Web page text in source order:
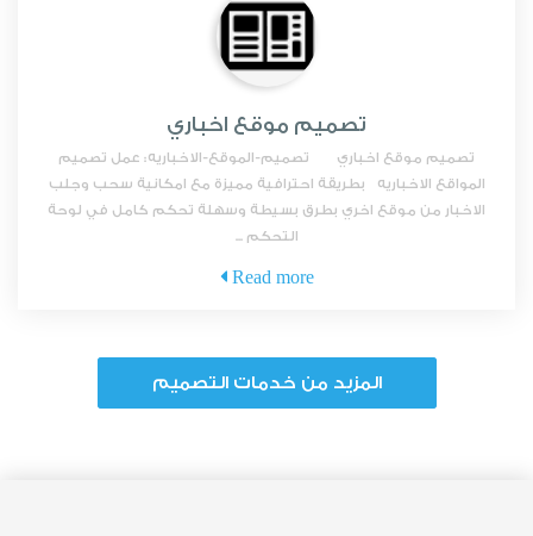
تصميم موقع اخباري
تصميم موقع اخباري تصميم-الموقع-الاخباريه: عمل تصميم
المواقع الاخباريه بطريقة احترافية مميزة مع امكانية سحب وجلب
الاخبار من موقع اخري بطرق بسيطة وسهلة تحكم كامل في لوحة
التحكم ...
Read more
المزيد من خدمات التصميم